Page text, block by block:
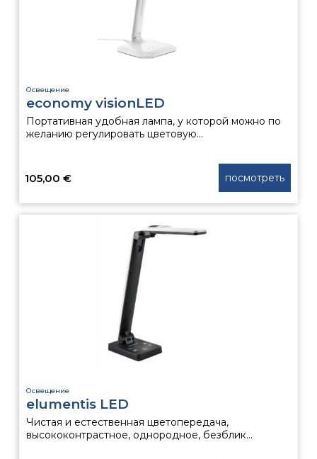
Освещение
economy visionLED
Портативная удобная лампа, у которой можно по
желанию регулировать цветовую...
105,00 € посмотреть
Освещение
elumentis LED
Чистая и естественная цветопередача,
высококонтрастное, однородное, безблик...